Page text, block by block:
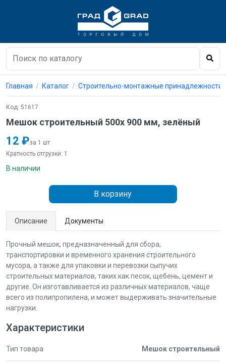
Главная Каталог Строительно-монтажные принадлежности
Код: 51617
Мешок строительный 500х 900 мм, зелёный
12 ₽за 1 шт
Кратность отгрузки: 1
В наличии
В корзину
Описание Документы
Прочный мешок, предназначенный для сбора,
транспортировки и временного хранения строительного
мусора, а также для упаковки и перевозки сыпучих
строительных материалов, таких как песок, щебень, цемент и
другие. Он изготавливается из различных материалов, чаще
всего из полипропилена, и может выдерживать значительные
нагрузки.
Характеристики
Тип товара Мешок строительный